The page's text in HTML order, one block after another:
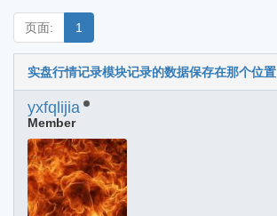
页面: 1
实盘行情记录模块记录的数据保存在那个位置
yxfqlijia
Member